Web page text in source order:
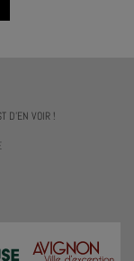
D'EN VOIR !